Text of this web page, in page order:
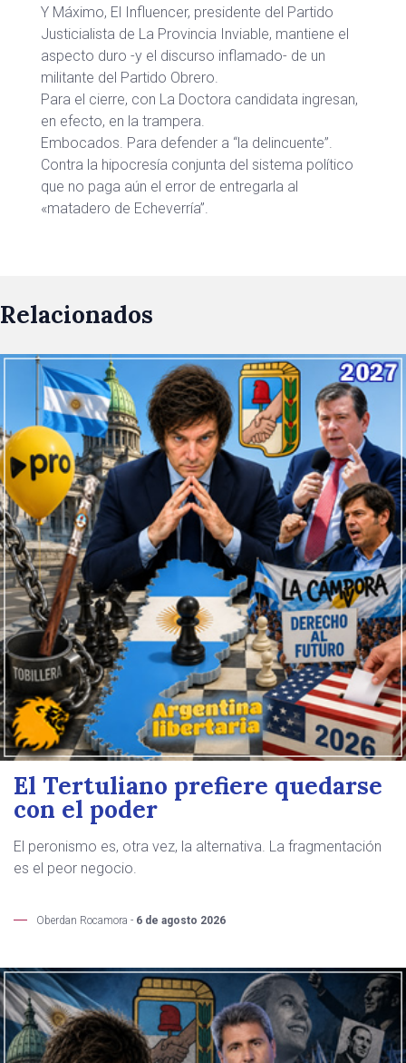
Y Máximo, El Influencer, presidente del Partido
Justicialista de La Provincia Inviable, mantiene el
aspecto duro -y el discurso inflamado- de un
militante del Partido Obrero.
Para el cierre, con La Doctora candidata ingresan,
en efecto, en la trampera.
Embocados. Para defender a “la delincuente”.
Contra la hipocresía conjunta del sistema político
que no paga aún el error de entregarla al
«matadero de Echeverría”.
Relacionados
El Tertuliano prefiere quedarse
con el poder
El peronismo es, otra vez, la alternativa. La fragmentación
es el peor negocio.
Oberdan Rocamora - 6 de agosto 2026